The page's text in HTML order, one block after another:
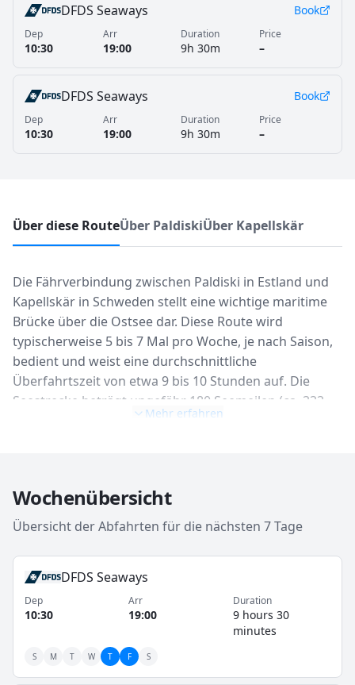
DFDS Seaways Book
Dep
10:30
Arr
19:00
Duration
9h 30m
Price
–
DFDS Seaways Book
Dep
10:30
Arr
19:00
Duration
9h 30m
Price
–
Über diese RouteÜber PaldiskiÜber Kapellskär
Die Fährverbindung zwischen Paldiski in Estland und
Kapellskär in Schweden stellt eine wichtige maritime
Brücke über die Ostsee dar. Diese Route wird
typischerweise 5 bis 7 Mal pro Woche, je nach Saison,
bedient und weist eine durchschnittliche
Überfahrtszeit von etwa 9 bis 10 Stunden auf. Die
Seestrecke beträgt ungefähr 180 Seemeilen (ca. 333
Kilometer) und wird hauptsächlich von Fracht- und
und August, leicht erhöht sein, während in der
Nebensaison, von November bis März, geringfügige
Reduzierungen der Abfahrten zu beobachten sind. Die
Route bietet eine direkte Verbindung zwischen dem
Baltikum und Skandinavien, insbesondere für den
Güterverkehr, aber auch für Reisende, die eine
Alternative zur Luftfahrt suchen. Die Schiffe auf dieser
Strecke haben eine maximale Kapazität von
durchschnittlich 300 Passagieren und etwa 1.500
Lademetern für Fracht. Die Abfahrten erfolgen in der
Mehr erfahren
Wochenübersicht
Übersicht der Abfahrten für die nächsten 7 Tage
DFDS Seaways
Dep
10:30
Arr
19:00
Duration
9 hours 30
minutes
S M T W T F S